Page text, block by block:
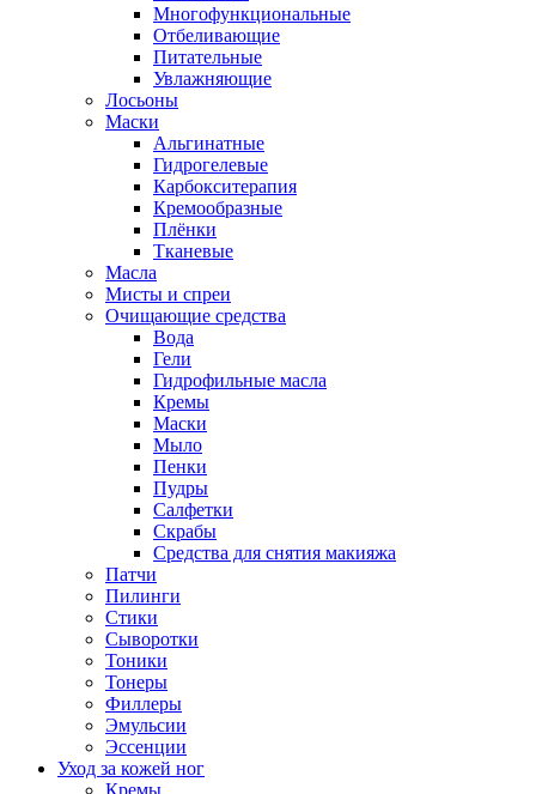
Многофункциональные
Отбеливающие
Питательные
Увлажняющие
Лосьоны
Маски
Альгинатные
Гидрогелевые
Карбокситерапия
Кремообразные
Плёнки
Тканевые
Масла
Мисты и спреи
Очищающие средства
Вода
Гели
Гидрофильные масла
Кремы
Маски
Мыло
Пенки
Пудры
Салфетки
Скрабы
Средства для снятия макияжа
Патчи
Пилинги
Стики
Сыворотки
Тоники
Тонеры
Филлеры
Эмульсии
Эссенции
Уход за кожей ног